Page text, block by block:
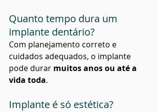
Quanto tempo dura um
implante dentário?
Com planejamento correto e
cuidados adequados, o implante
pode durar muitos anos ou até a
vida toda.
Implante é só estética?